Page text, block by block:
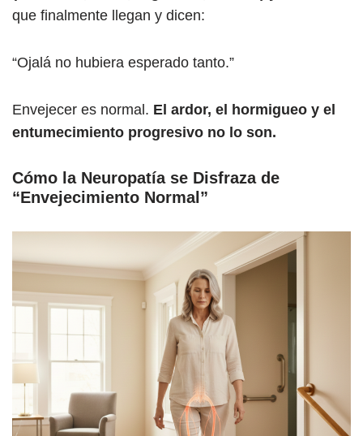
que finalmente llegan y dicen:
“Ojalá no hubiera esperado tanto.”
Envejecer es normal. El ardor, el hormigueo y el
entumecimiento progresivo no lo son.
Cómo la Neuropatía se Disfraza de
“Envejecimiento Normal”